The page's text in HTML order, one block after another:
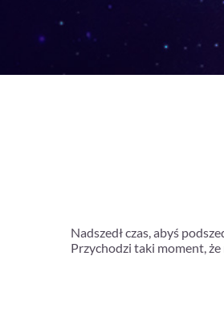
Nadszedł czas, abyś
Przychodzi taki moment,